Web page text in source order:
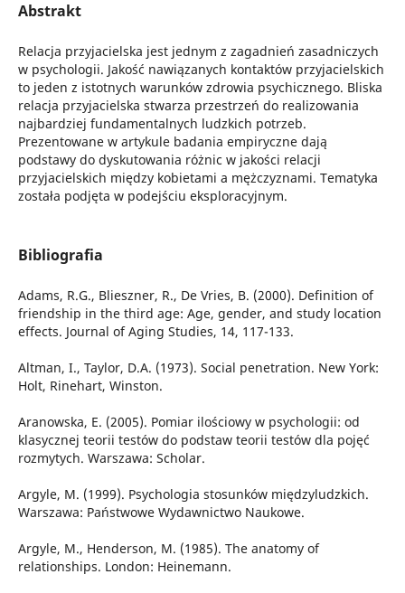
Abstrakt
Relacja przyjacielska jest jednym z zagadnień zasadniczych
w psychologii. Jakość nawiązanych kontaktów przyjacielskich
to jeden z istotnych warunków zdrowia psychicznego. Bliska
relacja przyjacielska stwarza przestrzeń do realizowania
najbardziej fundamentalnych ludzkich potrzeb.
Prezentowane w artykule badania empiryczne dają
podstawy do dyskutowania różnic w jakości relacji
przyjacielskich między kobietami a mężczyznami. Tematyka
została podjęta w podejściu eksploracyjnym.
Bibliografia
Adams, R.G., Blieszner, R., De Vries, B. (2000). Definition of
friendship in the third age: Age, gender, and study location
effects. Journal of Aging Studies, 14, 117-133.
Altman, I., Taylor, D.A. (1973). Social penetration. New York:
Holt, Rinehart, Winston.
Aranowska, E. (2005). Pomiar ilościowy w psychologii: od
klasycznej teorii testów do podstaw teorii testów dla pojęć
rozmytych. Warszawa: Scholar.
Argyle, M. (1999). Psychologia stosunków międzyludzkich.
Warszawa: Państwowe Wydawnictwo Naukowe.
Argyle, M., Henderson, M. (1985). The anatomy of
relationships. London: Heinemann.